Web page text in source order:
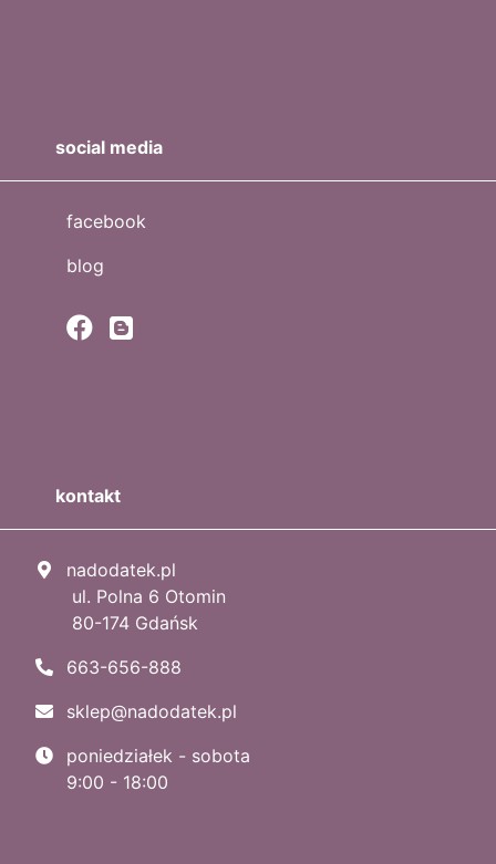
social media
facebook
blog
kontakt
nadodatek.pl
ul. Polna 6 Otomin
80-174 Gdańsk
663-656-888
sklep@nadodatek.pl
poniedziałek - sobota
9:00 - 18:00